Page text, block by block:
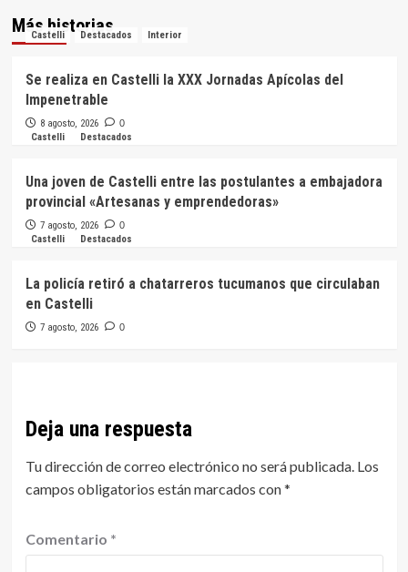
Más historias
Castelli Destacados Interior
Se realiza en Castelli la XXX Jornadas Apícolas del
Impenetrable
8 agosto, 2026 0
Castelli Destacados
Una joven de Castelli entre las postulantes a embajadora
provincial «Artesanas y emprendedoras»
7 agosto, 2026 0
Castelli Destacados
La policía retiró a chatarreros tucumanos que circulaban
en Castelli
7 agosto, 2026 0
Deja una respuesta
Tu dirección de correo electrónico no será publicada. Los
campos obligatorios están marcados con*
Comentario *